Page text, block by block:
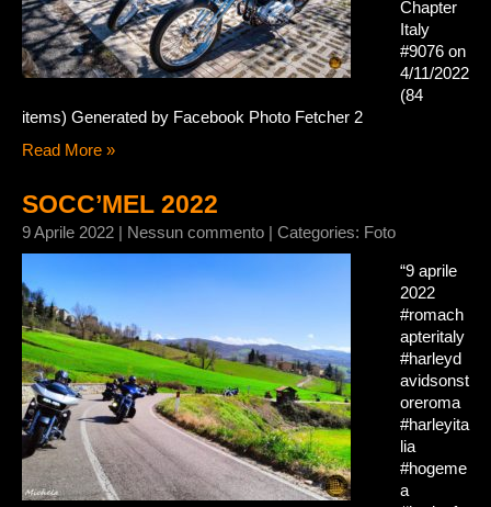
Chapter
Italy
#9076 on
4/11/2022
(84
items) Generated by Facebook Photo Fetcher 2
Read More »
SOCC’MEL 2022
9 Aprile 2022 | Nessun commento | Categories: Foto
“9 aprile
2022
#romach
apteritaly
#harleyd
avidsonst
oreroma
#harleyita
lia
#hogeme
a